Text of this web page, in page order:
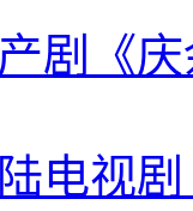
剧《
电视